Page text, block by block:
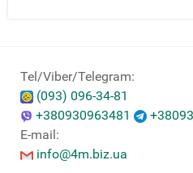
Tel/Viber/Telegram:
(093) 096-34-81
+380930963481
E-mail:
info@4m.biz.ua